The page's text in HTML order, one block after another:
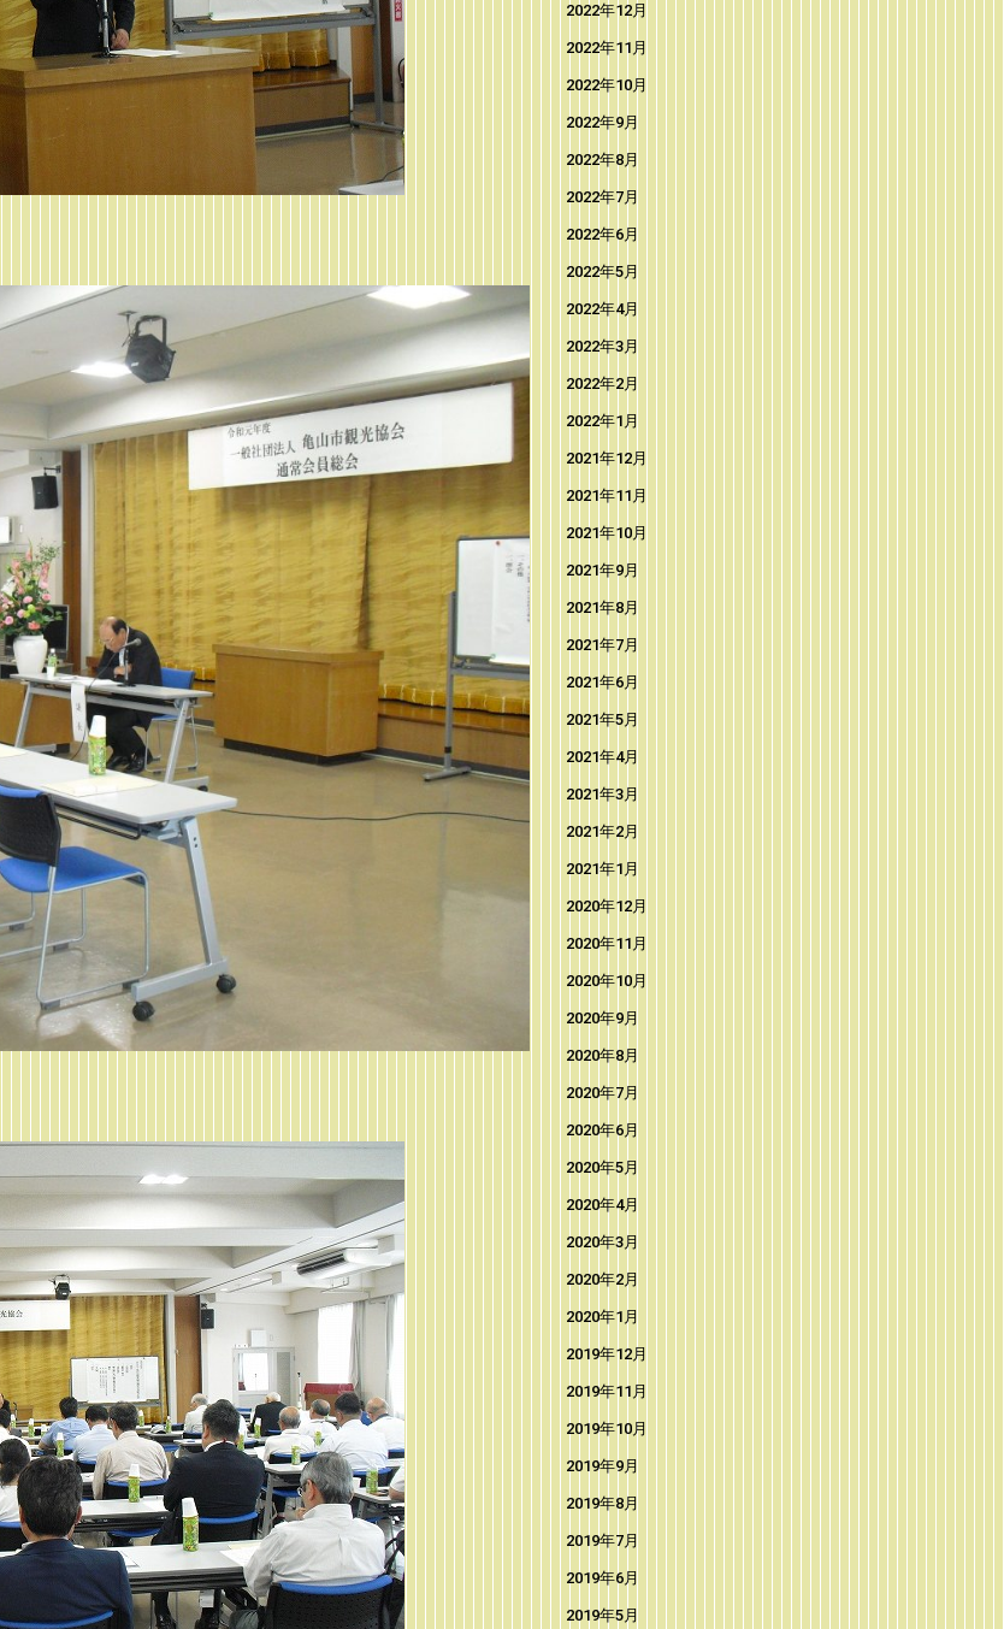
2022年12月
2022年11月
2022年10月
2022年9月
2022年8月
2022年7月
2022年6月
2022年5月
2022年4月
2022年3月
2022年2月
2022年1月
2021年12月
2021年11月
2021年10月
2021年9月
2021年8月
2021年7月
2021年6月
2021年5月
2021年4月
2021年3月
2021年2月
2021年1月
2020年12月
2020年11月
2020年10月
2020年9月
2020年8月
2020年7月
2020年6月
2020年5月
2020年4月
2020年3月
2020年2月
2020年1月
2019年12月
2019年11月
2019年10月
2019年9月
2019年8月
2019年7月
2019年6月
2019年5月